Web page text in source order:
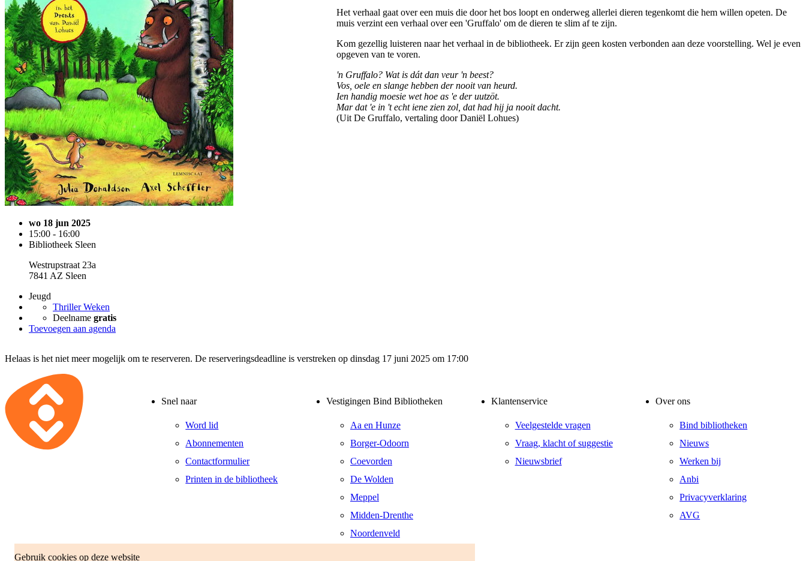
Gebruik cookies op deze website
wo 18 jun 2025
15:00 - 16:00
Bibliotheek Sleen
Westrupstraat 23a
7841 AZ Sleen
Jeugd
Thriller Weken
Deelname gratis
Toevoegen aan agenda
Het verhaal gaat over een muis die door het bos loopt en onderweg allerlei dieren tegenkomt die hem willen opeten. De
muis verzint een verhaal over een 'Gruffalo' om de dieren te slim af te zijn.
Kom gezellig luisteren naar het verhaal in de bibliotheek. Er zijn geen kosten verbonden aan deze voorstelling. Wel je even
opgeven van te voren.
'n Gruffalo? Wat is dát dan veur 'n beest?
Vos, oele en slange hebben der nooit van heurd.
Ien handig moesie wet hoe as 'e der uutzöt.
Mar dat 'e in 't echt iene zien zol, dat had hij ja nooit dacht.
(Uit De Gruffalo, vertaling door Daniël Lohues)
Helaas is het niet meer mogelijk om te reserveren. De reserveringsdeadline is verstreken op dinsdag 17 juni 2025 om 17:00
Snel naar
Word lid
Abonnementen
Contactformulier
Printen in de bibliotheek
Vestigingen Bind Bibliotheken
Aa en Hunze
Borger-Odoorn
Coevorden
De Wolden
Meppel
Midden-Drenthe
Noordenveld
Klantenservice
Veelgestelde vragen
Vraag, klacht of suggestie
Nieuwsbrief
Over ons
Bind bibliotheken
Nieuws
Werken bij
Anbi
Privacyverklaring
AVG